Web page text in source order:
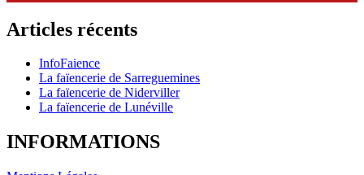
Articles récents
InfoFaience
La faïencerie de Sarreguemines
La faïencerie de Niderviller
La faïencerie de Lunéville
INFORMATIONS